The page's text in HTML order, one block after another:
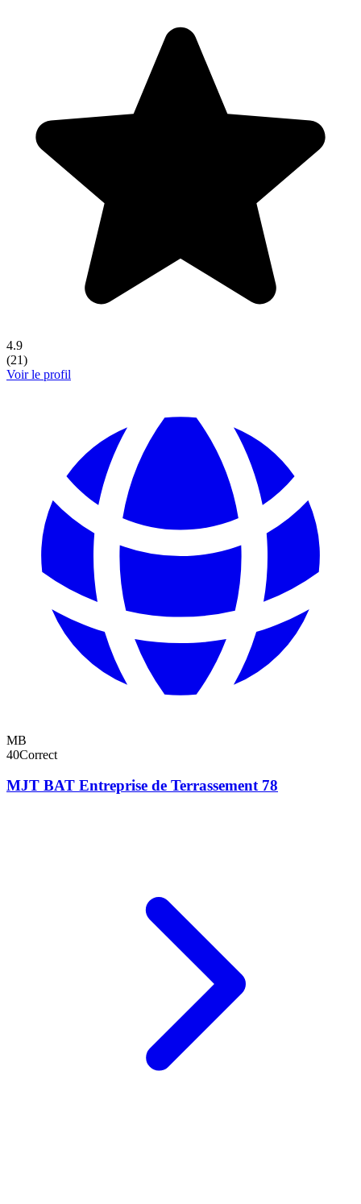
4.9
(21)
Voir le profil
MB
40Correct
MJT BAT Entreprise de Terrassement 78